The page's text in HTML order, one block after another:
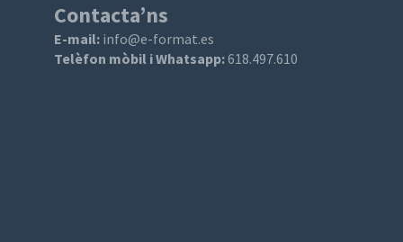
Contacta’ns
E-mail: info@e-format.es
Telèfon mòbil i Whatsapp:618.497.610